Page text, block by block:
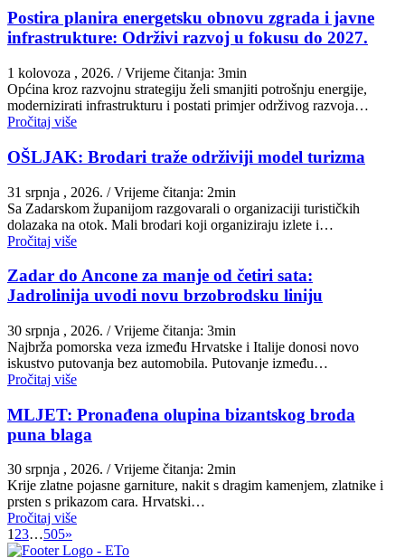
Postira planira energetsku obnovu zgrada i javne
infrastrukture: Održivi razvoj u fokusu do 2027.
1 kolovoza , 2026. / Vrijeme čitanja: 3min
Općina kroz razvojnu strategiju želi smanjiti potrošnju energije,
modernizirati infrastrukturu i postati primjer održivog razvoja…
Pročitaj više
OŠLJAK: Brodari traže održiviji model turizma
31 srpnja , 2026. / Vrijeme čitanja: 2min
Sa Zadarskom županijom razgovarali o organizaciji turističkih
dolazaka na otok. Mali brodari koji organiziraju izlete i…
Pročitaj više
Zadar do Ancone za manje od četiri sata:
Jadrolinija uvodi novu brzobrodsku liniju
30 srpnja , 2026. / Vrijeme čitanja: 3min
Najbrža pomorska veza između Hrvatske i Italije donosi novo
iskustvo putovanja bez automobila. Putovanje između…
Pročitaj više
MLJET: Pronađena olupina bizantskog broda
puna blaga
30 srpnja , 2026. / Vrijeme čitanja: 2min
Krije zlatne pojasne garniture, nakit s dragim kamenjem, zlatnike i
prsten s prikazom cara. Hrvatski…
Pročitaj više
123…505»